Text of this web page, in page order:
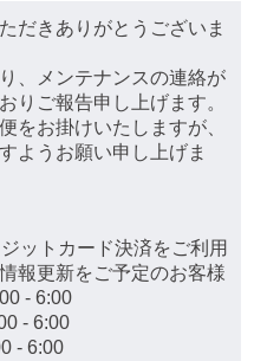
だきありがとうございま
、メンテナンスの連絡が
りご報告申し上げます。
をお掛けいたしますが、
ようお願い申し上げま
ットカード決済をご利用
報更新をご予定のお客様
- 6:00
- 6:00
- 6:00